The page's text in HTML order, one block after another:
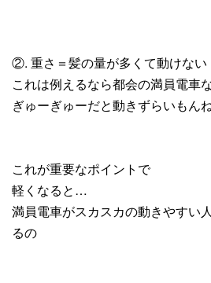
②. 重さ＝髪の量が多くて動けない
これは例えるなら都会の満員電車
ぎゅーぎゅーだと動きずらいもん
これが重要なポイントで
軽くなると…
満員電車がスカスカの動きやすい
るの